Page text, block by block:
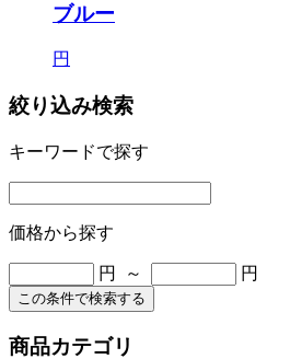
ブルー
円
絞り込み検索
キーワードで探す
価格から探す
円 ～ 円
この条件で検索する
商品カテゴリ